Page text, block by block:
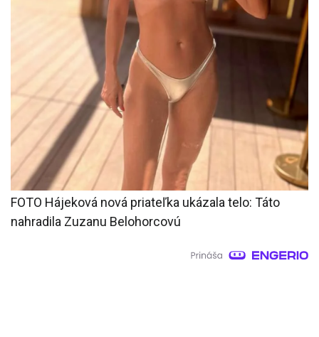
FOTO Hájeková nová priateľka ukázala telo: Táto
nahradila Zuzanu Belohorcovú